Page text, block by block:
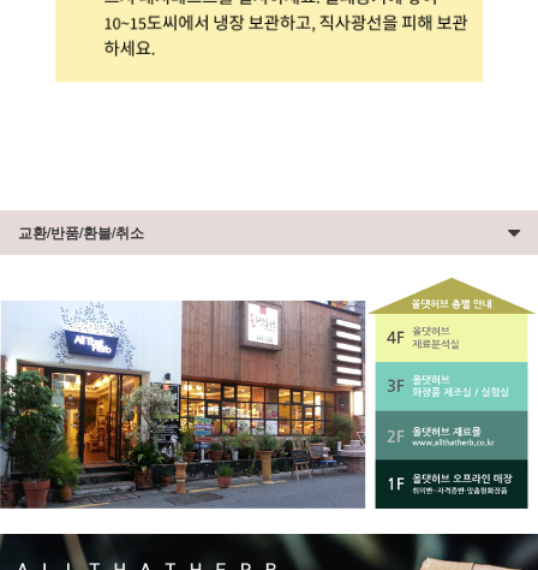
교환/반품/환불/취소